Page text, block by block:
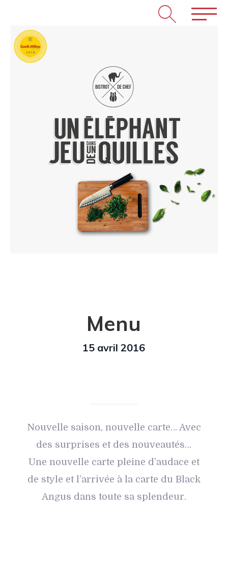
Menu
15 avril 2016
Nouvelle saison, nouvelle carte… Avec
des surprises et des nouveautés…
Une nouvelle carte pleine d’audace et
de style et l’arrivée à la carte du Black
Angus dans toute sa splendeur.